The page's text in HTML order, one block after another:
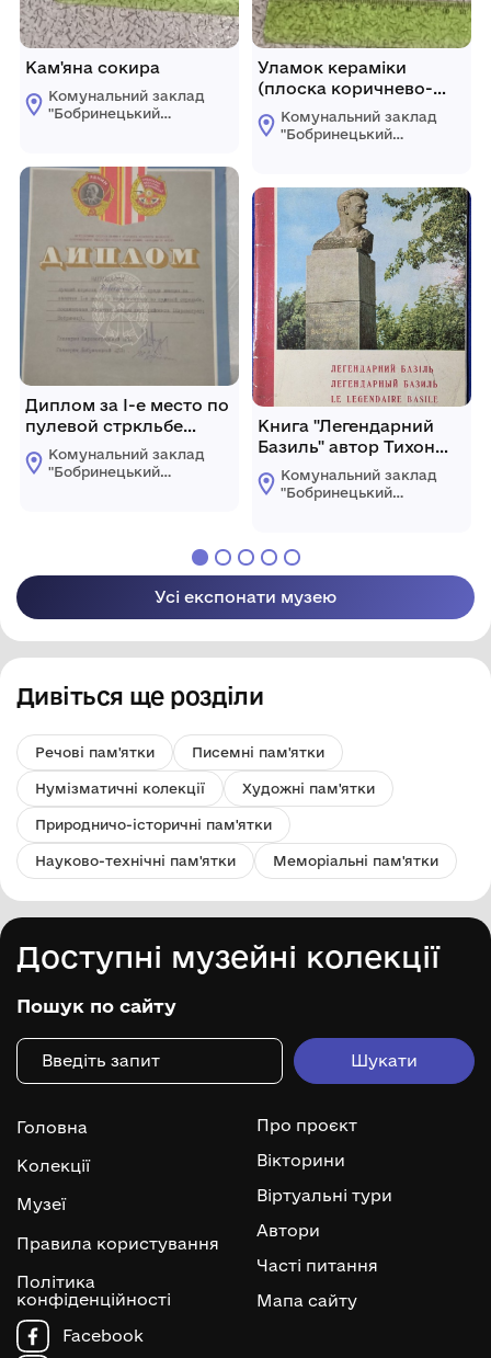
Кам'яна сокира
Комунальний заклад
"Бобринецький
імені Миколи
Смоленчука"
Бобринецької
міської ради
Диплом за І-е место по
пулевой стркльбе
Коваленко А. Т.
Комунальний заклад
"Бобринецький
міської ради
Уламок кераміки
(плоска коричнево-
сірого кольору)
Комунальний заклад
"Бобринецький
імені Миколи
Смоленчука"
Бобринецької
міської ради
Книга "Легендарний
Базиль" автор Тихон
Васильович Підласко з
дарчим надписом від
Комунальний заклад
"Бобринецький
Смоленчука"
Бобринецької
міської ради
Усі експонати музею
Дивіться ще розділи
Речові пам'ятки Писемні пам'ятки
Нумізматичні колекції Художні пам'ятки
Природничо-історичні пам'ятки
Науково-технічні пам'ятки Меморіальні пам'ятки
Доступні музейні колекції
Пошук по сайту
Головна
Колекції
Музеї
Правила користування
Політика
конфіденційності
Про проєкт
Вікторини
Віртуальні тури
Автори
Часті питання
Мапа сайту
Facebook